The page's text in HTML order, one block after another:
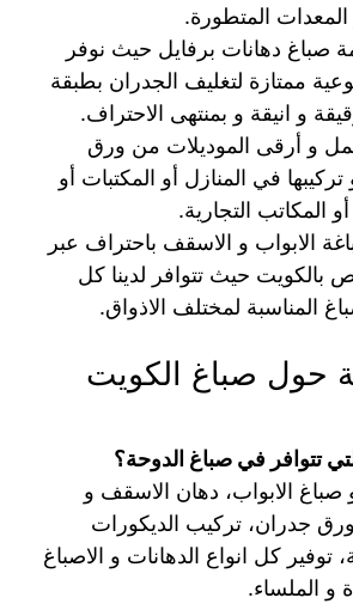
المعدات المتطورة.
صباغ دهانات برفايل حيث نوفر
ممتازة لتغليف الجدران بطبقة
و انيقة و بمنتهى الاحتراف.
و أرقى الموديلات من ورق
في المنازل أو المكتبات أو
المكاتب التجارية.
الابواب و الاسقف باحتراف عبر
بالكويت حيث تتوافر لدينا كل
المناسبة لمختلف الاذواق.
حول صباغ الكويت
تتوافر في صباغ الدوحة؟
الابواب، دهان الاسقف و
جدران، تركيب الديكورات
توفير كل انواع الدهانات و الاصباغ
و الملساء.